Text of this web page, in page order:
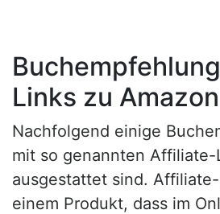
Links zu Amazon
Nachfolgend einige
mit so genannten Affiliate-
ausgestattet sind.
einem Produkt, dass im